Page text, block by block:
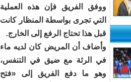
ووفق الفريق فإن هذه العملية
التي تجرى بواسطة المنظار كانت
قبل هذا تحتاج الرفع إلى الخارج.
وأضاف أن المريض كان لديه ماء
في الرئة مع ضيق في التنفس،
وهو ما دفع الفريق إلى «فتح